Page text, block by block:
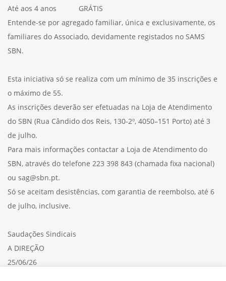
Até aos 4 anos GRÁTIS
Entende-se por agregado familiar, única e exclusivamente, os
familiares do Associado, devidamente registados no SAMS
SBN.
Esta iniciativa só se realiza com um mínimo de 35 inscrições e
o máximo de 55.
As inscrições deverão ser efetuadas na Loja de Atendimento
do SBN (Rua Cândido dos Reis, 130-2º, 4050–151 Porto) até 3
de julho.
Para mais informações contactar a Loja de Atendimento do
SBN, através do telefone 223 398 843 (chamada fixa nacional)
ou sag@sbn.pt.
Só se aceitam desistências, com garantia de reembolso, até 6
de julho, inclusive.
Saudações Sindicais
A DIREÇÃO
25/06/26